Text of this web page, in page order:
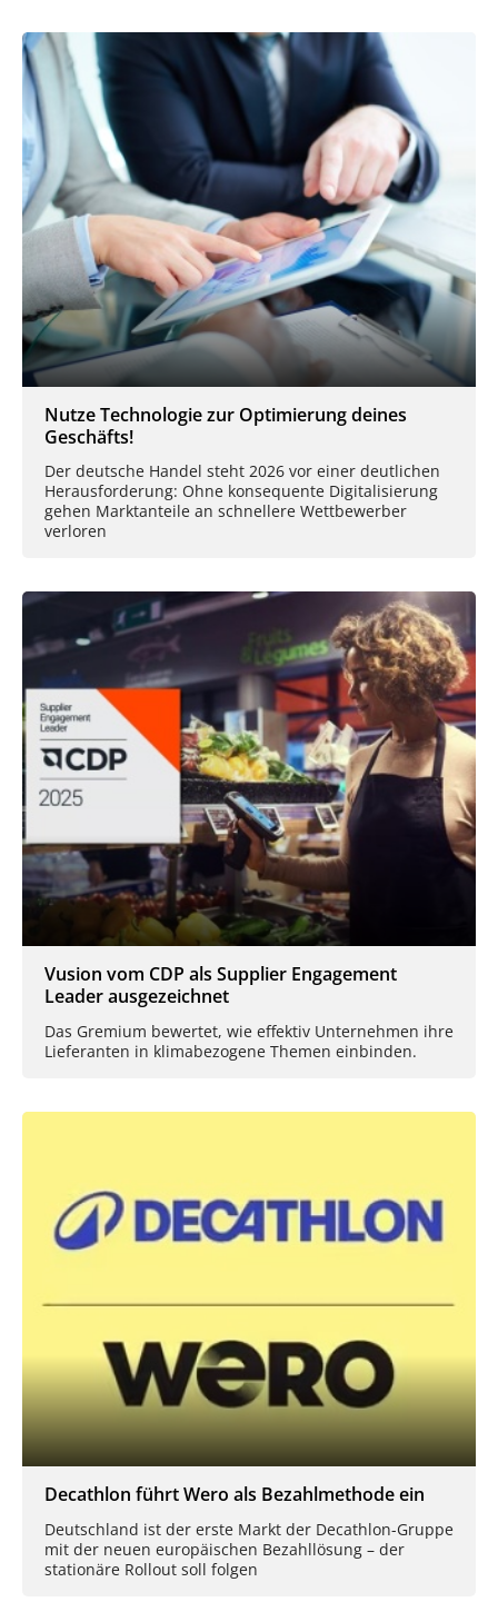
Nutze Technologie zur Optimierung deines
Geschäfts!
Der deutsche Handel steht 2026 vor einer deutlichen
Herausforderung: Ohne konsequente Digitalisierung
gehen Marktanteile an schnellere Wettbewerber
verloren
Vusion vom CDP als Supplier Engagement
Leader ausgezeichnet
Das Gremium bewertet, wie effektiv Unternehmen ihre
Lieferanten in klimabezogene Themen einbinden.
Decathlon führt Wero als Bezahlmethode ein
Deutschland ist der erste Markt der Decathlon-Gruppe
mit der neuen europäischen Bezahllösung – der
stationäre Rollout soll folgen